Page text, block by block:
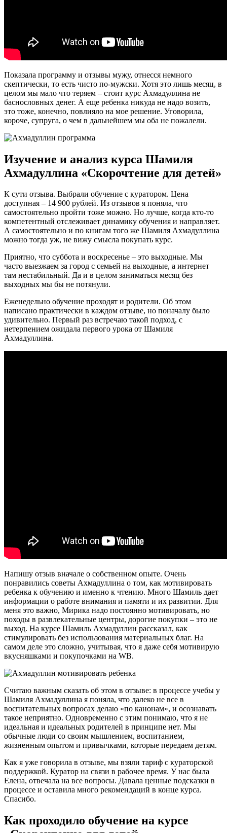
Показала программу и отзывы мужу, отнесся немного
скептически, то есть чисто по-мужски. Хотя это лишь месяц, в
целом мы мало что теряем – стоит курс Ахмадуллина не
баснословных денег. А еще ребенка никуда не надо возить,
это тоже, конечно, повлияло на мое решение. Уговорила,
короче, супруга, о чем в дальнейшем мы оба не пожалели.
Изучение и анализ курса Шамиля
Ахмадуллина «Скорочтение для детей»
К сути отзыва. Выбрали обучение с куратором. Цена
доступная – 14 900 рублей. Из отзывов я поняла, что
самостоятельно пройти тоже можно. Но лучше, когда кто-то
компетентный отслеживает динамику обучения и направляет.
А самостоятельно и по книгам того же Шамиля Ахмадуллина
можно тогда уж, не вижу смысла покупать курс.
Приятно, что суббота и воскресенье – это выходные. Мы
часто выезжаем за город с семьей на выходные, а интернет
там нестабильный. Да и в целом заниматься месяц без
выходных мы бы не потянули.
Еженедельно обучение проходят и родители. Об этом
написано практически в каждом отзыве, но поначалу было
удивительно. Первый раз встречаю такой подход, с
нетерпением ожидала первого урока от Шамиля
Ахмадуллина.
Напишу отзыв вначале о собственном опыте. Очень
понравились советы Ахмадуллина о том, как мотивировать
ребенка к обучению и именно к чтению. Много Шамиль дает
информации о работе внимания и памяти и их развитии. Для
меня это важно, Мирика надо постоянно мотивировать, но
походы в развлекательные центры, дорогие покупки – это не
выход. На курсе Шамиль Ахмадуллин рассказал, как
стимулировать без использования материальных благ. На
самом деле это сложно, учитывая, что я даже себя мотивирую
вкусняшками и покупочками на WB.
Считаю важным сказать об этом в отзыве: в процессе учебы у
Шамиля Ахмадуллина я поняла, что далеко не все в
воспитательных вопросах делаю «по канонам», и осознавать
такое неприятно. Одновременно с этим понимаю, что я не
идеальная и идеальных родителей в принципе нет. Мы
обычные люди со своим мышлением, воспитанием,
жизненным опытом и привычками, которые передаем детям.
Как я уже говорила в отзыве, мы взяли тариф с кураторской
поддержкой. Куратор на связи в рабочее время. У нас была
Елена, отвечала на все вопросы. Давала ценные подсказки в
процессе и оставила много рекомендаций в конце курса.
Спасибо.
Как проходило обучение на курсе